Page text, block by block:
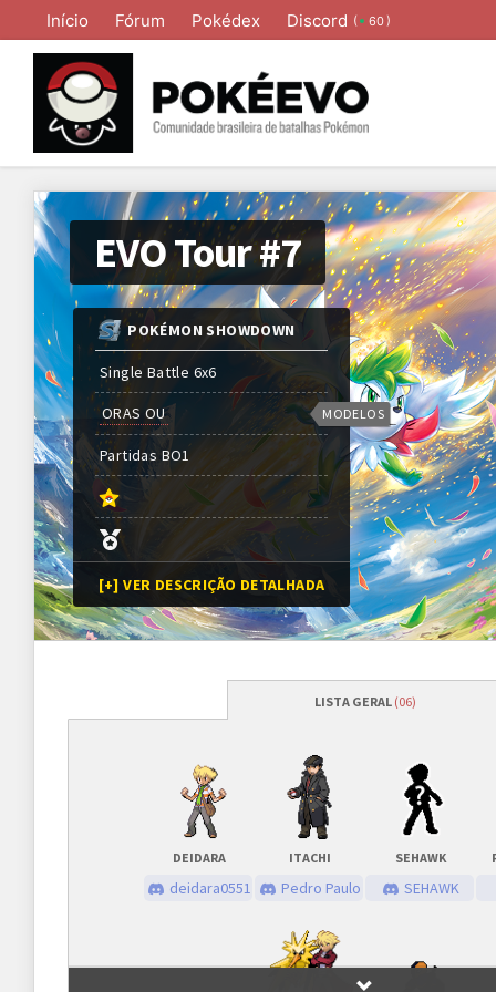
Início Fórum Pokédex Discord ( 60)
EVO Tour #7
POKÉMON SHOWDOWN
Single Battle 6x6
ORAS OU
Partidas BO1
[+] VER DESCRIÇÃO DETALHADA
MODELOS
Programação
Abertura das inscrições 24/06/2022
Sorteio das chaves 24/06/2022
Inscrições
LISTA GERAL (06)
DEIDARA
deidara0551
ITACHI
Pedro Paulo
SEHAWK
SEHAWK